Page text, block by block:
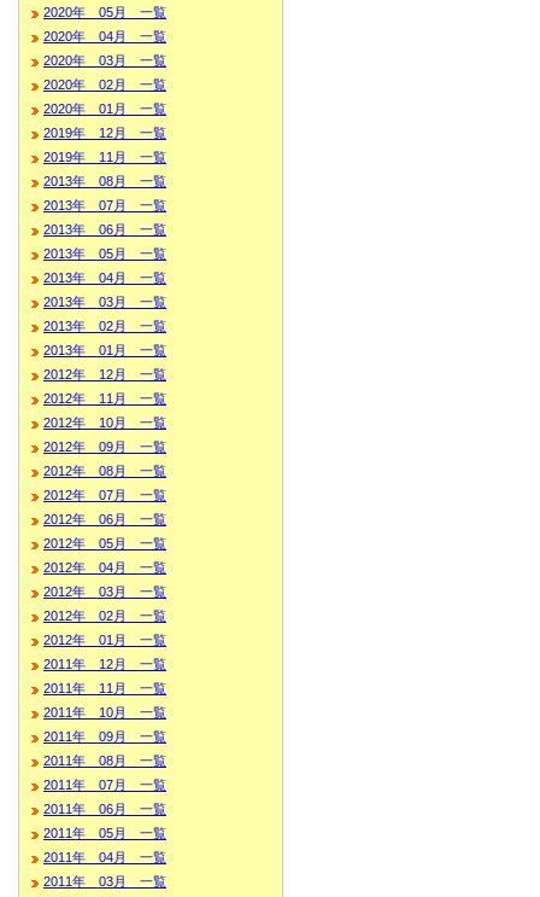
2020年 05月 一覧
2020年 04月 一覧
2020年 03月 一覧
2020年 02月 一覧
2020年 01月 一覧
2019年 12月 一覧
2019年 11月 一覧
2013年 08月 一覧
2013年 07月 一覧
2013年 06月 一覧
2013年 05月 一覧
2013年 04月 一覧
2013年 03月 一覧
2013年 02月 一覧
2013年 01月 一覧
2012年 12月 一覧
2012年 11月 一覧
2012年 10月 一覧
2012年 09月 一覧
2012年 08月 一覧
2012年 07月 一覧
2012年 06月 一覧
2012年 05月 一覧
2012年 04月 一覧
2012年 03月 一覧
2012年 02月 一覧
2012年 01月 一覧
2011年 12月 一覧
2011年 11月 一覧
2011年 10月 一覧
2011年 09月 一覧
2011年 08月 一覧
2011年 07月 一覧
2011年 06月 一覧
2011年 05月 一覧
2011年 04月 一覧
2011年 03月 一覧